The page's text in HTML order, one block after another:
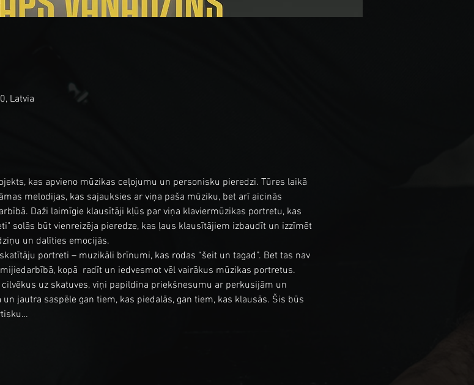
Latvia
kas apvieno mūzikas ceļojumu un personisku pieredzi. Tūres laikā
melodijas, kas sajauksies ar viņa paša mūziku, bet arī aicinās
Daži laimīgie klausītāji kļūs par viņa klaviermūzikas portretu, kas
solās būt vienreizēja pieredze, kas ļaus klausītājiem izbaudīt un izzīmēt
un dalīties emocijās.
portreti – muzikāli brīnumi, kas rodas “šeit un tagad”. Bet tas nav
kopā  radīt un iedvesmot vēl vairākus mūzikas portretus.
uz skatuves, viņi papildina priekšnesumu ar perkusijām un
jautra saspēle gan tiem, kas piedalās, gan tiem, kas klausās. Šis būs